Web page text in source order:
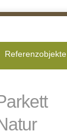
Referenzobjekte